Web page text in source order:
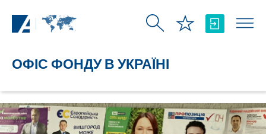
ОФІС ФОНДУ В УКРАЇНІ